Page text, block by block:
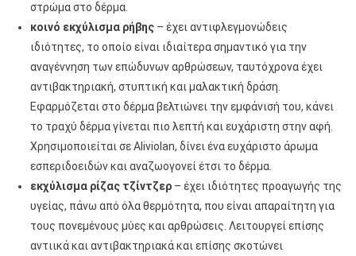
στρώμα στο δέρμα.
κοινό εκχύλισμα ρήβης– έχει αντιφλεγμονώδεις
ιδιότητες, το οποίο είναι ιδιαίτερα σημαντικό για την
αναγέννηση των επώδυνων αρθρώσεων, ταυτόχρονα έχει
αντιβακτηριακή, στυπτική και μαλακτική δράση.
Εφαρμόζεται στο δέρμα βελτιώνει την εμφάνισή του, κάνει
το τραχύ δέρμα γίνεται πιο λεπτή και ευχάριστη στην αφή.
Χρησιμοποιείται σε Aliviolan, δίνει ένα ευχάριστο άρωμα
εσπεριδοειδών και αναζωογονεί έτσι το δέρμα.
εκχύλισμα ρίζας τζίντζερ– έχει ιδιότητες προαγωγής της
υγείας, πάνω από όλα θερμότητα, που είναι απαραίτητη για
τους πονεμένους μύες και αρθρώσεις. Λειτουργεί επίσης
αντιικά και αντιβακτηριακά και επίσης σκοτώνει